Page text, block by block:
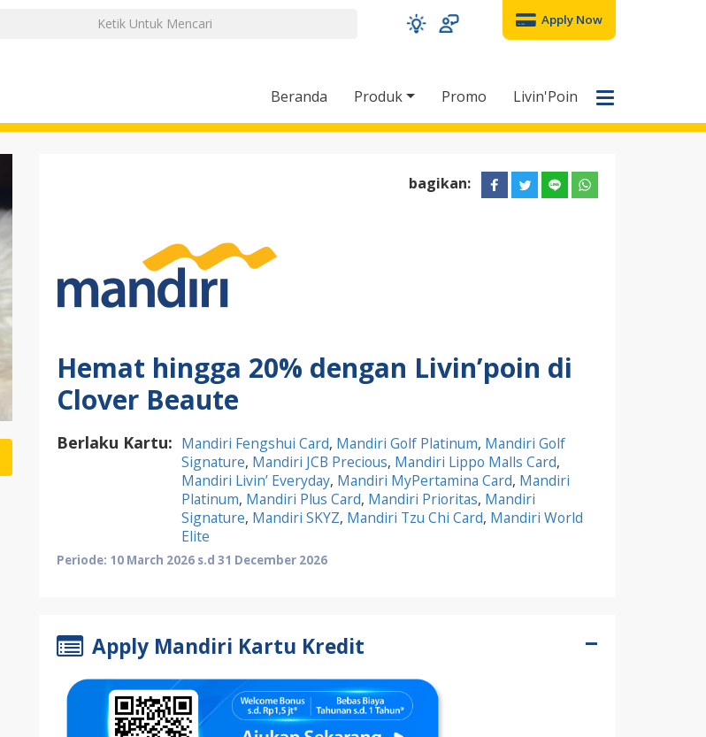
Apply Now
Beranda Produk Promo Livin'Poin
bagikan:
Hemat hingga 20% dengan Livin’poin di
Clover Beaute
Berlaku Kartu: Mandiri Fengshui Card, Mandiri Golf Platinum, Mandiri Golf
Signature, Mandiri JCB Precious, Mandiri Lippo Malls Card,
Mandiri Livin’ Everyday, Mandiri MyPertamina Card, Mandiri
Platinum, Mandiri Plus Card, Mandiri Prioritas, Mandiri
Signature, Mandiri SKYZ, Mandiri Tzu Chi Card, Mandiri World
Elite
Periode: 10 March 2026 s.d 31 December 2026
Apply Mandiri Kartu Kredit